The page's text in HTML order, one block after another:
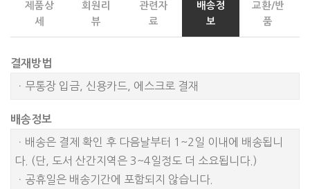
제품상
세
회원리
뷰
관련자
료
배송정
보
교환/반
품
결재방법
ㆍ무통장 입금, 신용카드, 에스크로 결재
배송정보
ㆍ배송은 결제 확인 후 다음날부터 1~2일 이내에 배송됩니
다. (단, 도서 산간지역은 3~4일정도 더 소요됩니다.)
ㆍ공휴일은 배송기간에 포함되지 않습니다.